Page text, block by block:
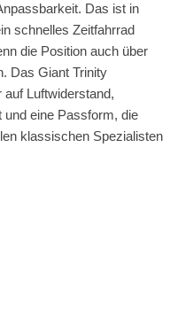
Das ist in
schnelles Zeitfahrrad
die Position auch über
Das Giant Trinity
Luftwiderstand,
und eine Passform, die
klassischen Spezialisten